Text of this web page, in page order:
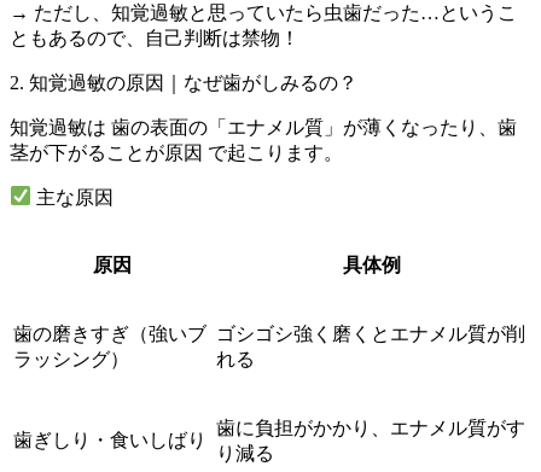
→ ただし、知覚過敏と思っていたら虫歯だった…というこ
ともあるので、自己判断は禁物！
2. 知覚過敏の原因｜なぜ歯がしみるの？
知覚過敏は 歯の表面の「エナメル質」が薄くなったり、歯
茎が下がることが原因 で起こります。
主な原因
原因 具体例
歯の磨きすぎ（強いブ
ラッシング）
ゴシゴシ強く磨くとエナメル質が削
れる
歯ぎしり・食いしばり
歯に負担がかかり、エナメル質がす
り減る